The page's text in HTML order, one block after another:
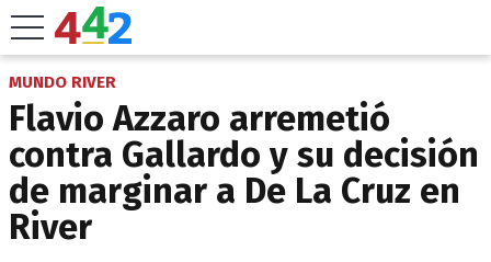
MUNDO RIVER
Flavio Azzaro arremetió
contra Gallardo y su decisión
de marginar a De La Cruz en
River